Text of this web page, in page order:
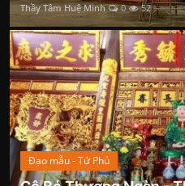
Thầy Tâm Huệ Minh 0 52
Đạo mẫu - Tứ Phủ